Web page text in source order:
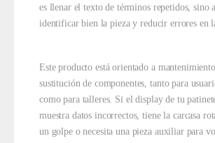
es llenar el texto de términos repetidos, sino
identificar bien la pieza y reducir errores en
Este producto está orientado a
sustitución de componentes, tanto para
como para talleres. Si el display de tu
muestra datos incorrectos, tiene la carcasa
un golpe o necesita una pieza auxiliar para